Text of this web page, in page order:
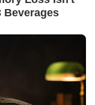
Reserved